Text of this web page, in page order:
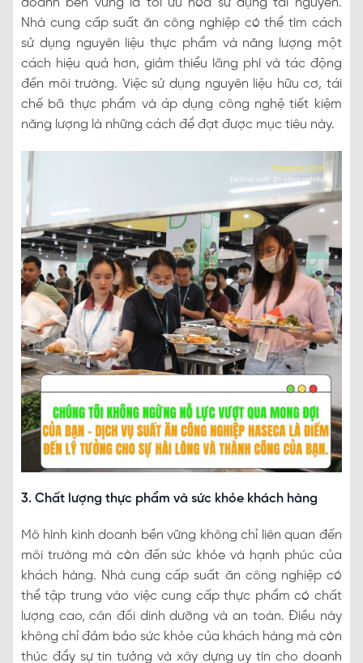
Nhà cung cấp suất ăn công nghiệp có thể tìm cách
sử dụng nguyên liệu thực phẩm và năng lượng một
cách hiệu quả hơn, giảm thiểu lãng phí và tác động
đến môi trường. Việc sử dụng nguyên liệu hữu cơ, tái
chế bã thực phẩm và áp dụng công nghệ tiết kiệm
năng lượng là những cách để đạt được mục tiêu này.
3. Chất lượng thực phẩm và sức khỏe khách hàng
Mô hình kinh doanh bền vững không chỉ liên quan đến
môi trường mà còn đến sức khỏe và hạnh phúc của
khách hàng. Nhà cung cấp suất ăn công nghiệp có
thể tập trung vào việc cung cấp thực phẩm có chất
lượng cao, cân đối dinh dưỡng và an toàn. Điều này
không chỉ đảm bảo sức khỏe của khách hàng mà còn
thúc đẩy sự tin tưởng và xây dựng uy tín cho doanh